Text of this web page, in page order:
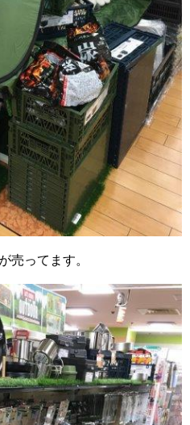
売ってます。